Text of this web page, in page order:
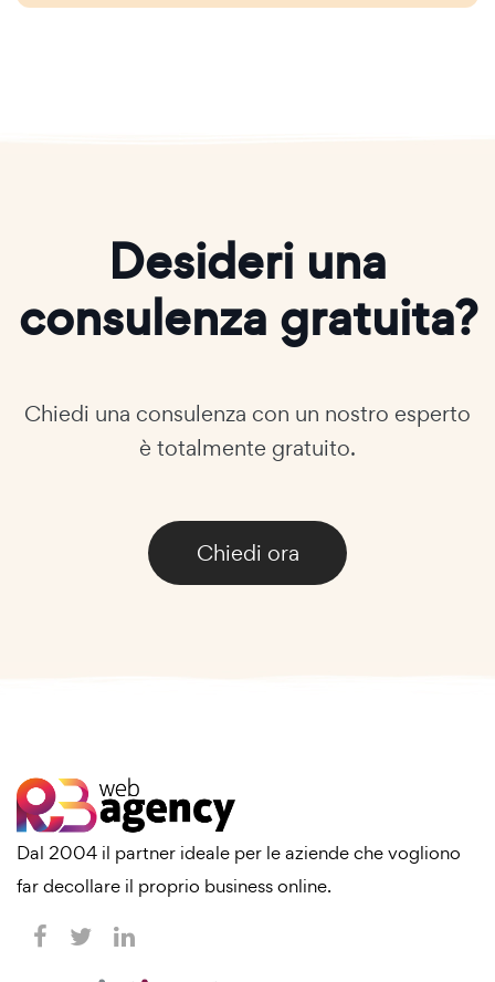
Desideri una
consulenza gratuita?
Chiedi una consulenza con un nostro esperto
è totalmente gratuito.
Chiedi ora
Dal 2004 il partner ideale per le aziende che vogliono
far decollare il proprio business online.